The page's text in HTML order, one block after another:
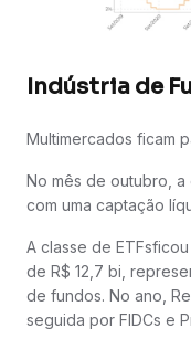
Indústria de
Multimercados ficam
No mês de outubro,
com uma captação
A classe de
de R$ 12,7 bi,
de fundos. No ano,
seguida por FIDCs e